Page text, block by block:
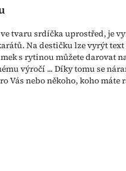
tvaru srdíčka uprostřed, je
Na destičku lze vyrýt
s rytinou můžete darovat
výročí ... Díky tomu se
Vás nebo někoho, koho máte